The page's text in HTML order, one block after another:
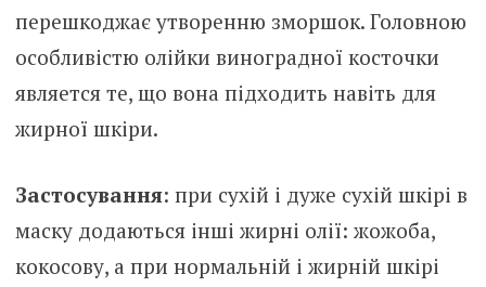
перешкоджає утворенню зморшок. Головною
особливістю олійки виноградної косточки
является те, що вона підходить навіть для
жирної шкіри.
Застосування: при сухій і дуже сухій шкірі в
маску додаються інші жирні олії: жожоба,
кокосову, а при нормальній і жирній шкірі